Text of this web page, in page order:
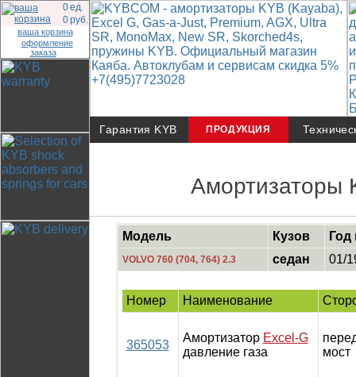
0ед.
0руб.
ваша корзина
оформление
заказа
Гарантия KYB ПРОДУКЦИЯ
Амортизаторы
Модель Кузов Год
VOLVO 760 (704, 764) 2.3 седан 01/
Номер Наименование
365053
Амортизатор Excel-G
давление газа
мост